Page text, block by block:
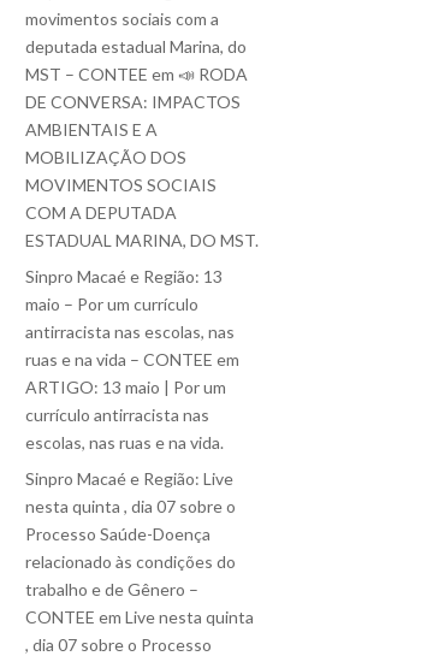
movimentos sociais com a
deputada estadual Marina, do
MST – CONTEE em 📣 RODA
DE CONVERSA: IMPACTOS
AMBIENTAIS E A
MOBILIZAÇÃO DOS
MOVIMENTOS SOCIAIS
COM A DEPUTADA
ESTADUAL MARINA, DO MST.
Sinpro Macaé e Região: 13
maio – Por um currículo
antirracista nas escolas, nas
ruas e na vida – CONTEE em
ARTIGO: 13 maio | Por um
currículo antirracista nas
escolas, nas ruas e na vida.
Sinpro Macaé e Região: Live
nesta quinta , dia 07 sobre o
Processo Saúde-Doença
relacionado às condições do
trabalho e de Gênero –
CONTEE emLive nesta quinta
, dia 07 sobre o Processo